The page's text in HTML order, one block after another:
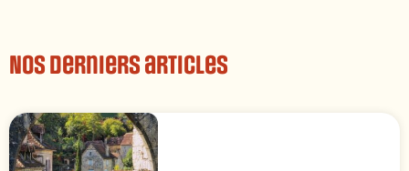
Nos derniers articles